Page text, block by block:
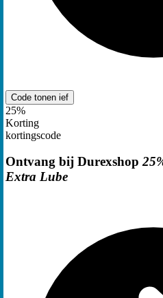
Code tonen ief
25%
Korting
kortingscode
Ontvang bij Durexshop
Extra Lube